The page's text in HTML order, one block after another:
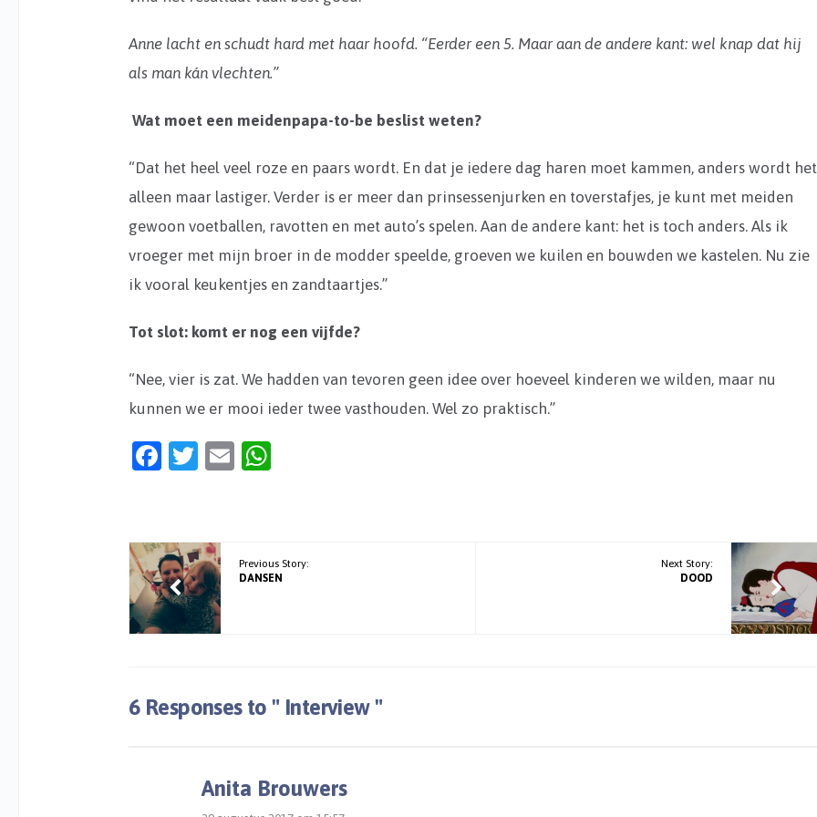
Anne lacht en schudt hard met haar hoofd. “Eerder een 5. Maar aan de andere kant: wel knap dat hij
als man kán vlechten.”
Wat moet een meidenpapa-to-be beslist weten?
“Dat het heel veel roze en paars wordt. En dat je iedere dag haren moet kammen, anders wordt het
alleen maar lastiger. Verder is er meer dan prinsessenjurken en toverstafjes, je kunt met meiden
gewoon voetballen, ravotten en met auto’s spelen. Aan de andere kant: het is toch anders. Als ik
vroeger met mijn broer in de modder speelde, groeven we kuilen en bouwden we kastelen. Nu zie
ik vooral keukentjes en zandtaartjes.”
Tot slot: komt er nog een vijfde?
“Nee, vier is zat. We hadden van tevoren geen idee over hoeveel kinderen we wilden, maar nu
kunnen we er mooi ieder twee vasthouden. Wel zo praktisch.”
Facebook
Twitter
Email
Previous Story:
DANSEN
Next Story:
DOOD
6 Responses to" Interview "
Anita Brouwers